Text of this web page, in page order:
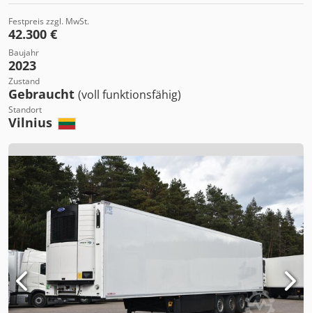
Festpreis zzgl. MwSt.
42.300 €
Baujahr
2023
Zustand
Gebraucht (voll funktionsfähig)
Standort
Vilnius